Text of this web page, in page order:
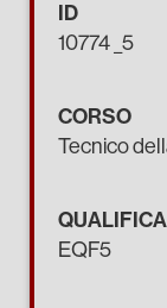
ID
10774 _5
CORSO
Tecnico
QUALIFICA
EQF5